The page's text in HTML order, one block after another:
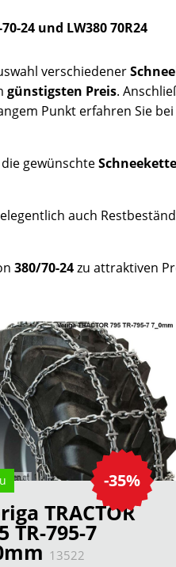
24 und LW380 70R24
verschiedener
günstigsten Preis.
Punkt erfahren Sie
gewünschte
auch
380/70-24zu attraktiven
-35%
TRACTOR
TR-795-7
13522